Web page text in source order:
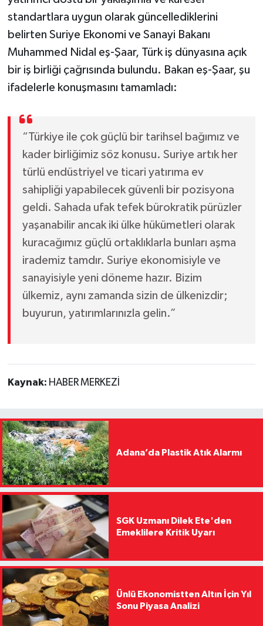
standartlara uygun olarak güncellediklerini
belirten Suriye Ekonomi ve Sanayi Bakanı
Muhammed Nidal eş-Şaar, Türk iş dünyasına açık
bir iş birliği çağrısında bulundu. Bakan eş-Şaar, şu
ifadelerle konuşmasını tamamladı:
“Türkiye ile çok güçlü bir tarihsel bağımız ve
kader birliğimiz söz konusu. Suriye artık her
türlü endüstriyel ve ticari yatırıma ev
sahipliği yapabilecek güvenli bir pozisyona
geldi. Sahada ufak tefek bürokratik pürüzler
yaşanabilir ancak iki ülke hükümetleri olarak
kuracağımız güçlü ortaklıklarla bunları aşma
irademiz tamdır. Suriye ekonomisiyle ve
sanayisiyle yeni döneme hazır. Bizim
ülkemiz, aynı zamanda sizin de ülkenizdir;
buyurun, yatırımlarınızla gelin.”
Kaynak: HABER MERKEZİ
Adana’da Plastik Atık Alarmı
SGK Uzmanı Dilek Ete'den
Emeklilere Kritik Uyarı
Ünlü Ekonomistten Altın İçin Yıl
Sonu Piyasa Analizi